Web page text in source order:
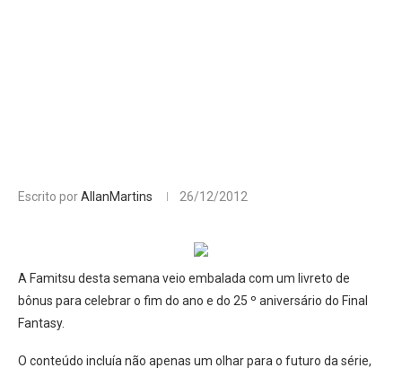
Escrito porAllanMartins 26/12/2012
A Famitsu desta semana veio embalada com um livreto de
bônus para celebrar o fim do ano e do 25 º aniversário do Final
Fantasy.
O conteúdo incluía não apenas um olhar para o futuro da série,